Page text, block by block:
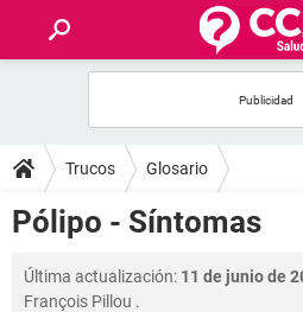
FOROS
SALUD
FAMILIA
Trucos Glosario
Pólipo - Síntomas
Última actualización: 11 de junio de
François Pillou .